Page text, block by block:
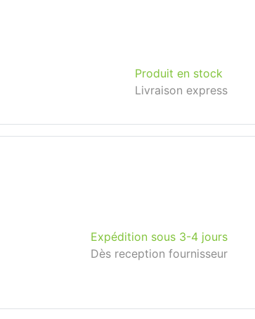
Produit en stock
Livraison express
Expédition sous 3-4 jours
Dès reception fournisseur